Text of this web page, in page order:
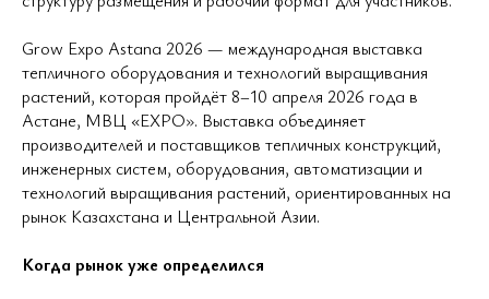
Grow Expo Astana 2026 — международная выставка
тепличного оборудования и технологий выращивания
растений, которая пройдёт 8–10 апреля 2026 года в
Астане, МВЦ «EXPO». Выставка объединяет
производителей и поставщиков тепличных конструкций,
инженерных систем, оборудования, автоматизации и
технологий выращивания растений, ориентированных на
рынок Казахстана и Центральной Азии.
Когда рынок уже определился